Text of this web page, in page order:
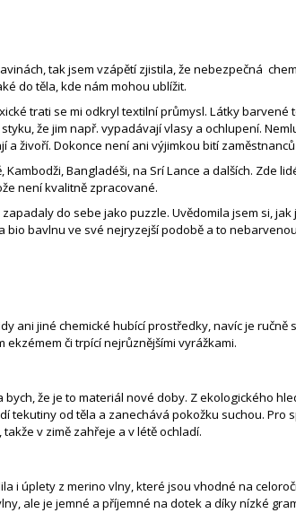
tak jsem vzápětí zjistila, že nebezpečná
do těla, kde nám mohou ublížit.
trati se mi odkryl textilní průmysl. Látky
že jim např. vypadávají vlasy a ochlupení.
a živoří. Dokonce není ani výjimkou bití
Kambodži, Bangladéši, na Srí Lance a dalších. Zde
není kvalitně zpracované.
do sebe jako puzzle. Uvědomila jsem si,
bio bavlnu ve své nejryzejší podobě a to
ani jiné chemické hubící prostředky, navíc je
či trpící nejrůznějšími vyrážkami.
bych, že je to materiál nové doby. Z ekologického
tekutiny od těla a zanechává pokožku suchou.
v zimě zahřeje a v létě ochladí.
i úplety z merino vlny,které jsou vhodné na
ale je jemné a příjemné na dotek a díky nízké